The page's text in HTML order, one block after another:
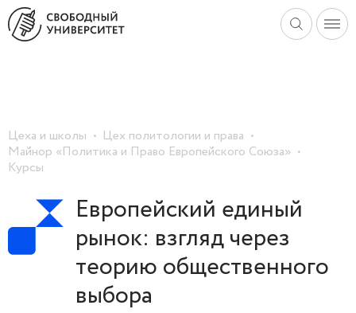
Цеха и школы
Цех политологии и права
Майнор «Политика и Право Европейского Союза»
Курсы
Европейский единый
рынок: взгляд через
теорию общественного
выбора